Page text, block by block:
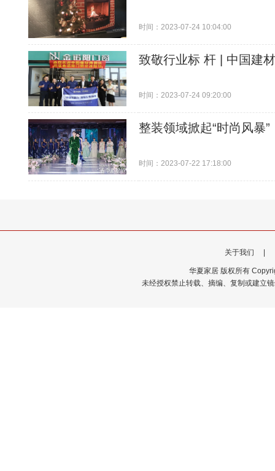
时间：2023-07-24 10:04:00
致敬行业标 杆 | 中国建
时间：2023-07-24 09:20:00
整装领域掀起“时尚风暴
时间：2023-07-22 17:18:00
关于我们 |
华夏家居 版权所有
未经授权禁止转载、摘编、复制或建立